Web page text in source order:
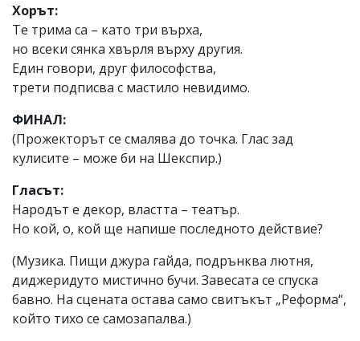
Хорът:
Те трима са – като три върха,
но всеки сянка хвърля върху другия.
Един говори, друг философства,
трети подписва с мастило невидимо.
ФИНАЛ:
(Прожекторът се смалява до точка. Глас зад
кулисите – може би на Шекспир.)
Гласът:
Народът е декор, властта – театър.
Но кой, о, кой ще напише последното действие?
(Музика. Пищи джура гайда, подрънква лютня,
диджеридуто мистично бучи. Завесата се спуска
бавно. На сцената остава само свитъкът „Реформа“,
който тихо се самозапалва.)